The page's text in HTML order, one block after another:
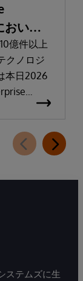
いて
億件以上
クノロジ
本日2026
向け電子カ
ステムズに生